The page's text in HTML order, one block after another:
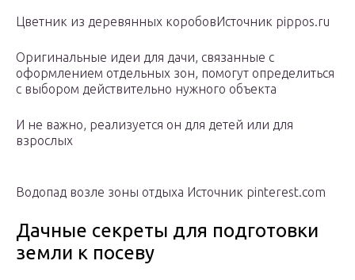
Цветник из деревянных коробовИсточник pippos.ru
Оригинальные идеи для дачи, связанные с
оформлением отдельных зон, помогут определиться
с выбором действительно нужного объекта
И не важно, реализуется он для детей или для
взрослых
Водопад возле зоны отдыха Источник pinterest.com
Дачные секреты для подготовки
земли к посеву